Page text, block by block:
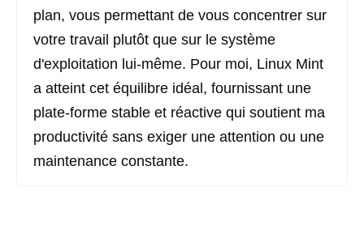
plan, vous permettant de vous concentrer sur
votre travail plutôt que sur le système
d'exploitation lui-même. Pour moi, Linux Mint
a atteint cet équilibre idéal, fournissant une
plate-forme stable et réactive qui soutient ma
productivité sans exiger une attention ou une
maintenance constante.